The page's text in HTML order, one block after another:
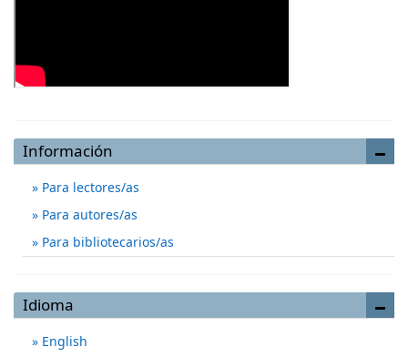
Información
Para lectores/as
Para autores/as
Para bibliotecarios/as
Idioma
English